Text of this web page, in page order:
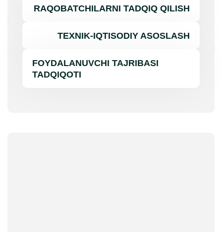
RAQOBATCHILARNI TADQIQ QILISH
TEXNIK-IQTISODIY ASOSLASH
FOYDALANUVCHI TAJRIBASI
TADQIQOTI